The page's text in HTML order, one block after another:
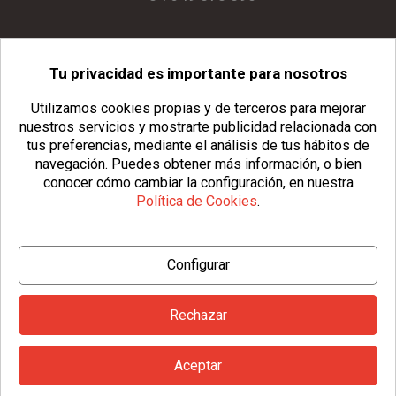
info@usopack.com
© Copyright 2026 Usopack® | Aviso Legal
| Política de Cookies| Configurar Cookies |
Condiciones Generales
Tu privacidad es importante para nosotros
Utilizamos cookies propias y de terceros para mejorar
nuestros servicios y mostrarte publicidad relacionada con
tus preferencias, mediante el análisis de tus hábitos de
navegación. Puedes obtener más información, o bien
conocer cómo cambiar la configuración, en nuestra
Política de Cookies.
Configurar
Rechazar
Aceptar